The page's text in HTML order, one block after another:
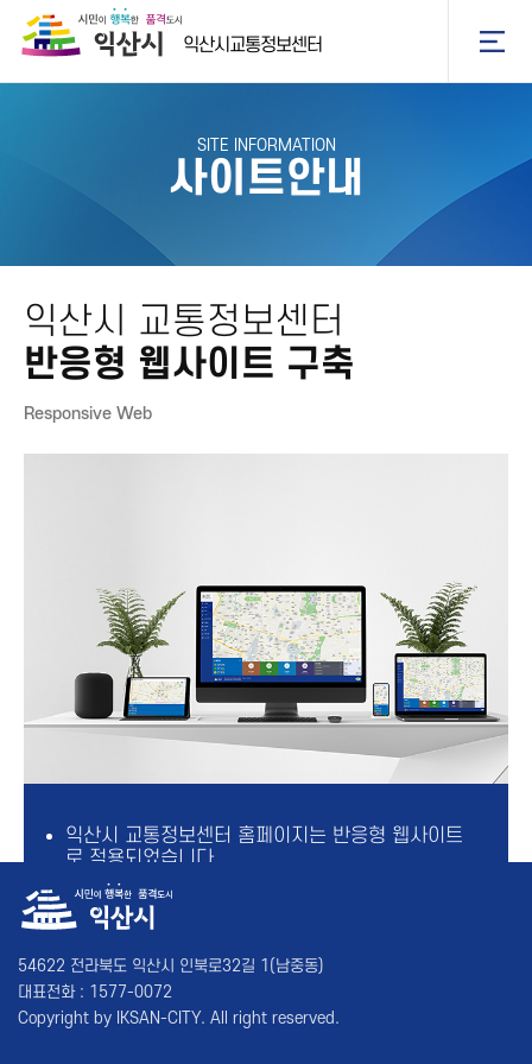
익산시교통정보센터
SITE INFORMATION
사이트안내
익산시 교통정보센터
반응형 웹사이트 구축
Responsive Web
익산시 교통정보센터 홈페이지는 반응형 웹사이트
로 적용되었습니다.
https://its.iksan.go.kr 하나의 주소로 접속하시면
다양한 디바이스(PC, 태블릿, 모바일 등)에서 차별
없이 웹사이트에 접속 할 수 있습니다.
디바이스에 따라 사용자의 편의성과 접근성 등을
고려한 최적의 환경을 제공합니다.
54622 전라북도 익산시 인북로32길 1(남중동)
대표전화 : 1577-0072
Copyright by IKSAN-CITY. All right reserved.